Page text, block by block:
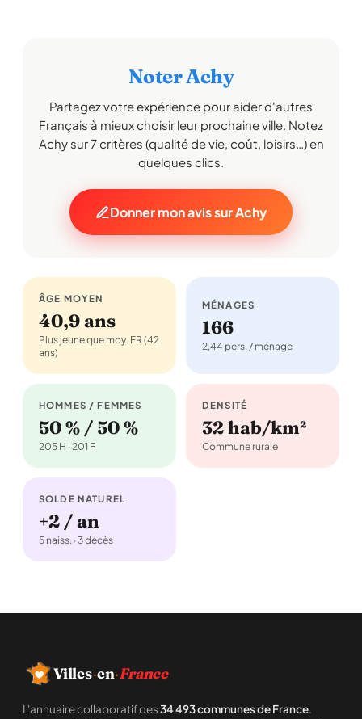
Noter Achy
Partagez votre expérience pour aider d'autres
Français à mieux choisir leur prochaine ville. Notez
Achy sur 7 critères (qualité de vie, coût, loisirs…) en
quelques clics.
Donner mon avis sur Achy
ÂGE MOYEN
40,9 ans
Plus jeune que moy. FR (42
ans)
MÉNAGES
166
2,44 pers. / ménage
HOMMES / FEMMES
50 % / 50 %
205 H · 201 F
DENSITÉ
32 hab/km²
Commune rurale
SOLDE NATUREL
+2 / an
5 naiss. · 3 décès
Villes·en·France
L'annuaire collaboratif des34 493 communes de France.